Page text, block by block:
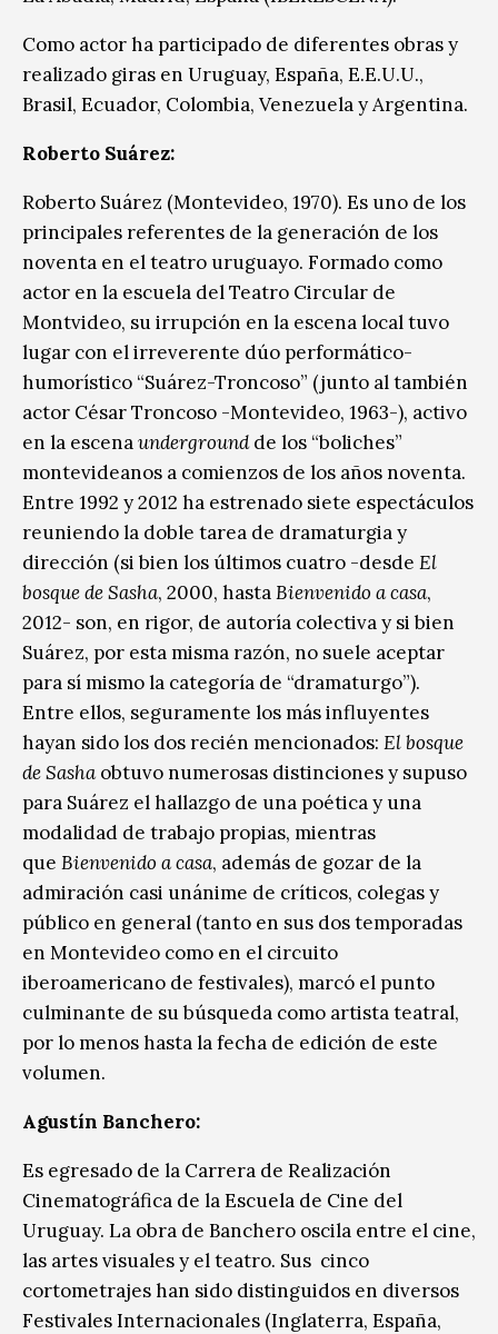
Como actor ha participado de diferentes obras y
realizado giras en Uruguay, España, E.E.U.U.,
Brasil, Ecuador, Colombia, Venezuela y Argentina.
Roberto Suárez:
Roberto Suárez (Montevideo, 1970). Es uno de los
principales referentes de la generación de los
noventa en el teatro uruguayo. Formado como
actor en la escuela del Teatro Circular de
Montvideo, su irrupción en la escena local tuvo
lugar con el irreverente dúo performático-
humorístico “Suárez-Troncoso” (junto al también
actor César Troncoso -Montevideo, 1963-), activo
en la escenaundergroundde los “boliches”
montevideanos a comienzos de los años noventa.
Entre 1992 y 2012 ha estrenado siete espectáculos
reuniendo la doble tarea de dramaturgia y
dirección (si bien los últimos cuatro -desde El
bosque de Sasha, 2000, hastaBienvenido a casa,
2012- son, en rigor, de autoría colectiva y si bien
Suárez, por esta misma razón, no suele aceptar
para sí mismo la categoría de “dramaturgo”).
Entre ellos, seguramente los más influyentes
hayan sido los dos recién mencionados: El bosque
de Sasha obtuvo numerosas distinciones y supuso
para Suárez el hallazgo de una poética y una
modalidad de trabajo propias, mientras
que Bienvenido a casa, además de gozar de la
admiración casi unánime de críticos, colegas y
público en general (tanto en sus dos temporadas
en Montevideo como en el circuito
iberoamericano de festivales), marcó el punto
culminante de su búsqueda como artista teatral,
por lo menos hasta la fecha de edición de este
volumen.
Agustín Banchero:
Es egresado de la Carrera de Realización
Cinematográfica de la Escuela de Cine del
Uruguay. La obra de Banchero oscila entre el cine,
las artes visuales y el teatro. Sus cinco
cortometrajes han sido distinguidos en diversos
Festivales Internacionales (Inglaterra, España,